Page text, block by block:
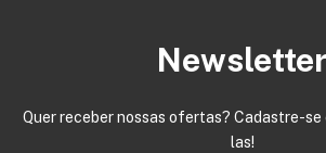
Newsletter
Quer receber nossas ofertas? Cadastre-se
las!